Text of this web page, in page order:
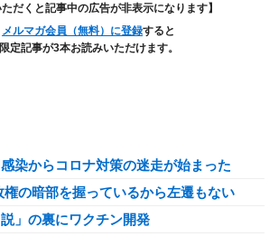
ただくと記事中の広告が非表示になります】
メルマガ会員（無料）に登録すると
定記事が3本お読みいただけます。
染からコロナ対策の迷走が始まった
の暗部を握っているから左遷もない
」の裏にワクチン開発